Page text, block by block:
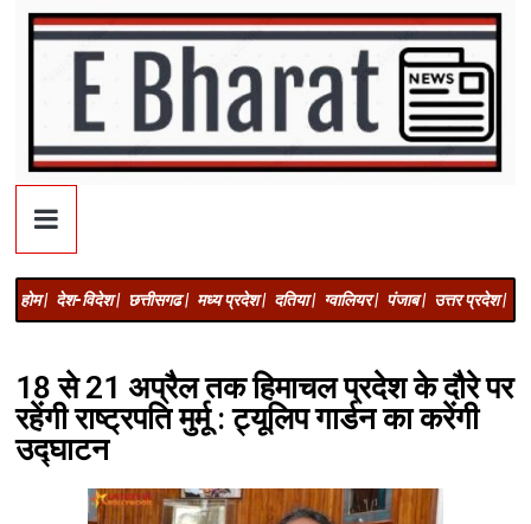
होम | देश-विदेश | छत्तीसगढ | मध्य प्रदेश | दतिया | ग्वालियर | पंजाब | उत्तर प्रदेश |
18 से 21 अप्रैल तक हिमाचल प्रदेश के दौरे पर
रहेंगी राष्ट्रपति मुर्मू : ट्यूलिप गार्डन का करेंगी
उद्घाटन